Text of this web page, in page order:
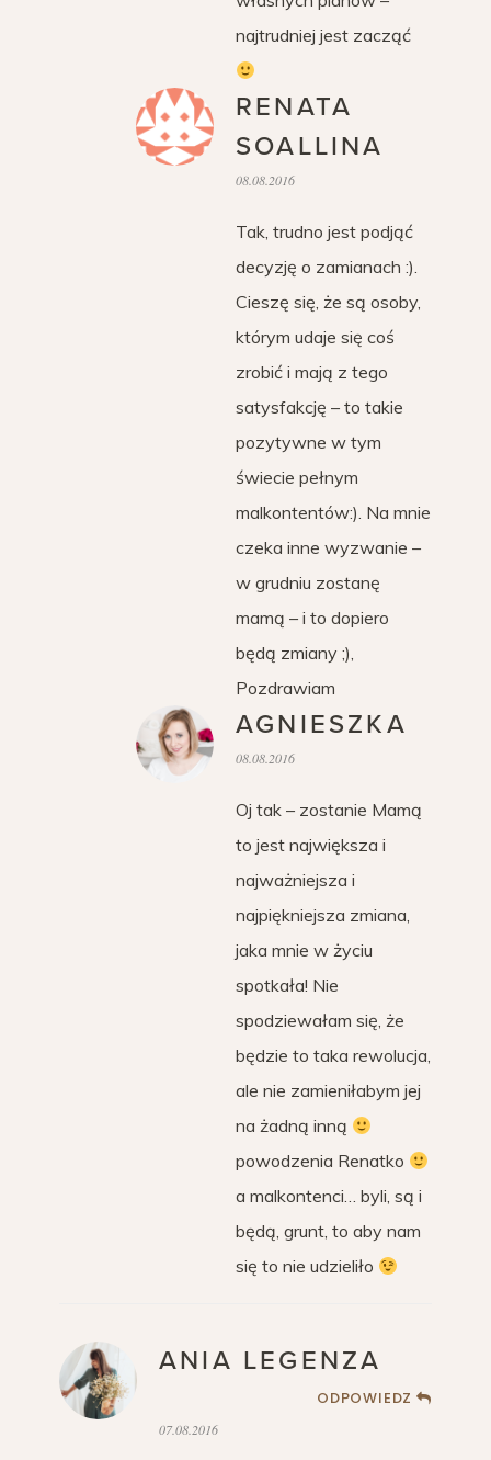
najtrudniej jest zacząć
RENATA
SOALLINA
08.08.2016
Tak, trudno jest podjąć
decyzję o zamianach :).
Cieszę się, że są osoby,
którym udaje się coś
zrobić i mają z tego
satysfakcję – to takie
pozytywne w tym
świecie pełnym
malkontentów:). Na mnie
czeka inne wyzwanie –
w grudniu zostanę
mamą – i to dopiero
będą zmiany ;),
Pozdrawiam
AGNIESZKA
08.08.2016
Oj tak – zostanie Mamą
to jest największa i
najważniejsza i
najpiękniejsza zmiana,
jaka mnie w życiu
spotkała! Nie
spodziewałam się, że
będzie to taka rewolucja,
ale nie zamieniłabym jej
na żadną inną
powodzenia Renatko
a malkontenci… byli, są i
będą, grunt, to aby nam
się to nie udzieliło
ANIA LEGENZA
ODPOWIEDZ
07.08.2016